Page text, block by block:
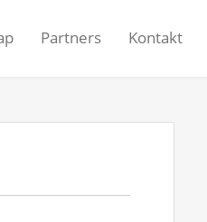
Partners Kontakt